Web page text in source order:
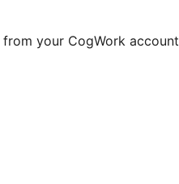
your CogWork account